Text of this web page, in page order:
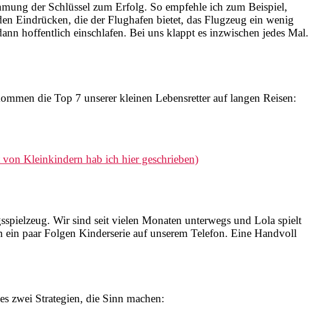
der Schlüssel zum Erfolg. So empfehle ich zum Beispiel,
Eindrücken, die der Flughafen bietet, das Flugzeug ein wenig
hoffentlich einschlafen. Bei uns klappt es inzwischen jedes Mal.
die Top 7 unserer kleinen Lebensretter auf langen Reisen:
Kleinkindern hab ich hier geschrieben)
Wir sind seit vielen Monaten unterwegs und Lola spielt
paar Folgen Kinderserie auf unserem Telefon. Eine Handvoll
zwei Strategien, die Sinn machen: